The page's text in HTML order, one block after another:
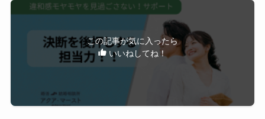
この記事が気に入ったら
いいねしてね！